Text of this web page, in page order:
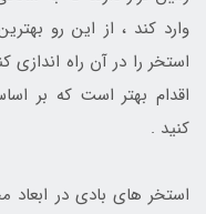
وارد کند ، از این رو
استخر را در آن راه اندازی
اقدام بهتر است که بر
کنید .
استخر های بادی در